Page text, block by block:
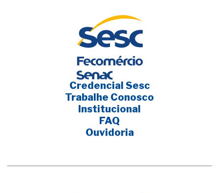
Credencial Sesc
Trabalhe Conosco
Institucional
FAQ
Ouvidoria